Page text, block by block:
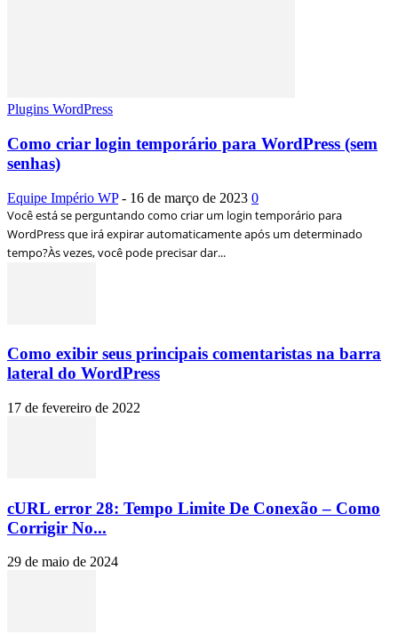
Plugins WordPress
Como criar login temporário para WordPress (sem
senhas)
Equipe Império WP - 16 de março de 2023 0
Você está se perguntando como criar um login temporário para
WordPress que irá expirar automaticamente após um determinado
tempo?Às vezes, você pode precisar dar...
Como exibir seus principais comentaristas na barra
lateral do WordPress
17 de fevereiro de 2022
cURL error 28: Tempo Limite De Conexão – Como
Corrigir No...
29 de maio de 2024